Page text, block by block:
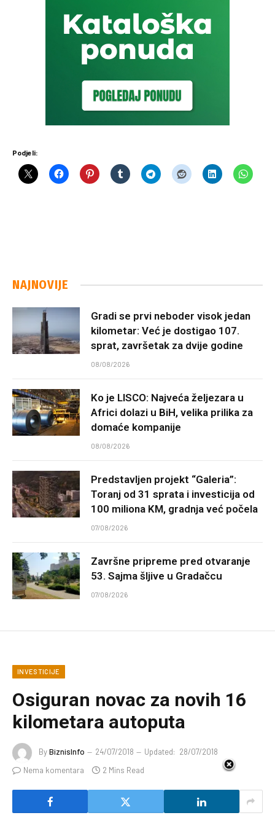
Podjeli:
NAJNOVIJE
Gradi se prvi neboder visok jedan
kilometar: Već je dostigao 107.
sprat, završetak za dvije godine
08/08/2026
Ko je LISCO: Najveća željezara u
Africi dolazi u BiH, velika prilika za
domaće kompanije
08/08/2026
Predstavljen projekt “Galeria”:
Toranj od 31 sprata i investicija od
100 miliona KM, gradnja već počela
07/08/2026
Završne pripreme pred otvaranje
53. Sajma šljive u Gradačcu
07/08/2026
INVESTICIJE
Osiguran novac za novih 16
kilometara autoputa
ByBiznisInfo 24/07/2018 Updated: 28/07/2018
Nema komentara
2 Mins Read